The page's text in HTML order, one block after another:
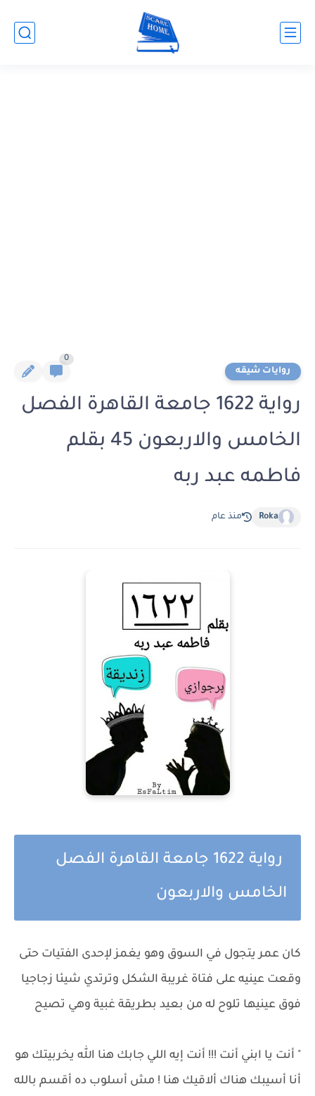
روايات شيقه
0
رواية 1622 جامعة القاهرة الفصل
الخامس والاربعون 45 بقلم
فاطمه عبد ربه
Roka منذ عام
رواية 1622 جامعة القاهرة الفصل
الخامس والاربعون
كان عمر يتجول في السوق وهو يغمز لإحدى الفتيات حتى
وقعت عينيه على فتاة غريبة الشكل وترتدي شيئا زجاجيا
فوق عينيها تلوح له من بعيد بطريقة غبية وهي تصيح
" أنت يا ابني أنت !!! أنت إيه اللي جابك هنا الله يخربيتك هو
أنا أسيبك هناك ألاقيك هنا ! مش أسلوب ده أقسم بالله